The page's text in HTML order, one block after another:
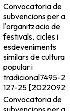
Convocatoria de
subvencions per a
l'organitzacio de
festivals, cicles i
esdeveniments
similars de cultura
popular i
tradicional7495-
127-25
Convocatoria de